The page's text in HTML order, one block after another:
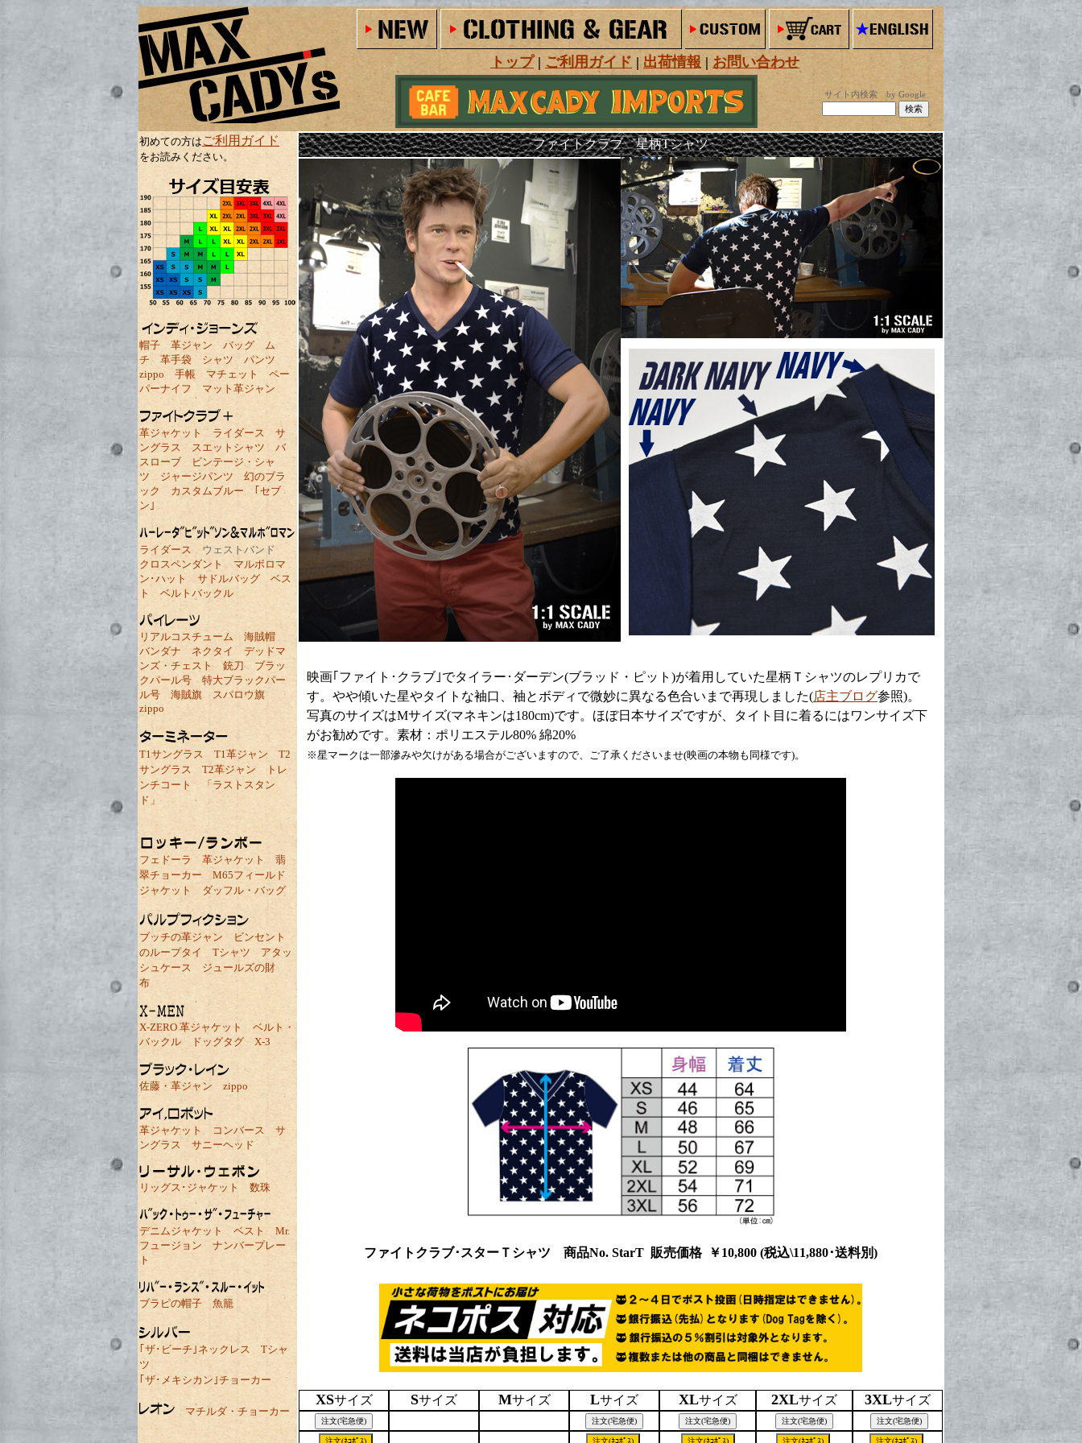
トップ| ご利用ガイド | 出荷情報 | お問い合わせ
サイト内検索 by Google
初めての方は ご利用ガイド
をお読みください。
帽子 革ジャン バッグ
ム
チ
革手袋 シャツ
パンツ
zippo
手帳 マチェット
ペー
パーナイフ
マット革ジャン
革ジャケット ライダース
サ
ングラス
スエットシャツ
バ
スローブ
ビンテージ・シャ
ツ
ジャージパンツ
幻のブラ
ック
カスタムブルー
｢セブ
ン｣
ライダース
ウェストバンド
クロスペンダント
マルボロマ
ン･ハット
サドルバッグ
ベス
ト
ベルトバックル
リアルコスチューム
海賊帽
バンダナ
ネクタイ
デッドマ
ンズ・チェスト
銃刀
ブラッ
クパール号
特大ブラックパー
ル号
海賊旗
スパロウ旗
zippo
T1サングラス T1革ジャン
T2
サングラス
T2革ジャン
トレ
ンチコート
「ラストスタン
ド」
フェドーラ 革ジャケット
翡
翠チョーカー
M65フィールド
ジャケット
ダッフル・バッグ
ブッチの革ジャン
ビンセント
のループタイ
Tシャツ
アタッ
シュケース
ジュールズの財
布
X-ZERO 革ジャケット
ベルト・
バックル
ドッグタグ X-3
佐藤・革ジャン zippo
革ジャケット コンバース
サ
ングラス
サニーヘッド
リッグス･ジャケット 数珠
デニムジャケット ベスト
Mr.
フュージョン
ナンバープレー
ト
ブラピの帽子 魚籠
｢ザ･ビーチ｣ネックレス
Tシャ
ツ
｢ザ･メキシカン｣チョーカー
マチルダ・チョーカー
ファイトクラブ 星柄Tシャツ
映画｢ファイト･クラブ｣でタイラー･ダーデン(ブラッド・ピット)が着用していた星柄Ｔシャツのレプリカで
す。やや傾いた星やタイトな袖口、袖とボディで微妙に異なる色合いまで再現しました(店主ブログ参照)。
写真のサイズはMサイズ(マネキンは180cm)です。ほぼ日本サイズですが、タイト目に着るにはワンサイズ下
がお勧めです。素材：ポリエステル80% 綿20%
※星マークは一部滲みや欠けがある場合がございますので、ご了承くださいませ(映画の本物も同様です)。
ファイトクラブ･スターＴシャツ 商品No. StarT 販売価格 ￥10,800 (税込\11,880･送料別)
XSサイズ Sサイズ Mサイズ Lサイズ XLサイズ 2XLサイズ 3XLサイズ